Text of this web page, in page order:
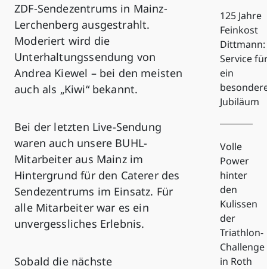
ZDF-Sendezentrums in Mainz-
Lerchenberg ausgestrahlt.
Moderiert wird die
Unterhaltungssendung von
Andrea Kiewel – bei den meisten
auch als „Kiwi“ bekannt.
Bei der letzten Live-Sendung
waren auch unsere BUHL-
Mitarbeiter aus Mainz im
Hintergrund für den Caterer des
Sendezentrums im Einsatz. Für
alle Mitarbeiter war es ein
unvergessliches Erlebnis.
Sobald die nächste
125 Jahre
Feinkost
Dittmann:
Service
ein
Jubiläum
Volle
Power
hinter
den
Kulissen
der
Triathlon-
Challenge
in Roth